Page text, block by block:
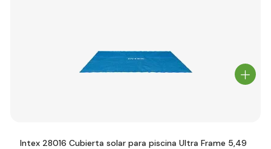
Intex 28016 Cubierta solar para piscina Ultra Frame 5,49